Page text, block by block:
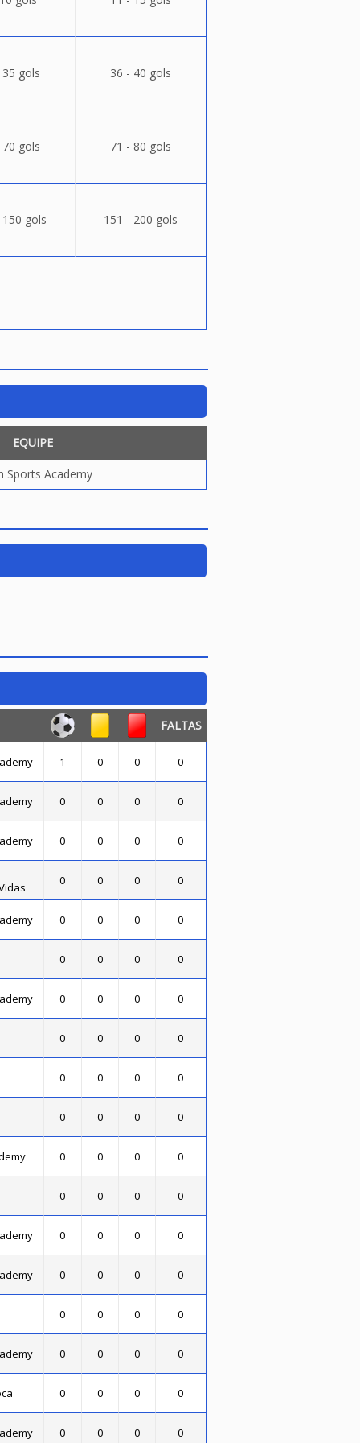
gols 36 - 40 gols
gols 71 - 80 gols
gols 151 - 200 gols
EQUIPE
Sports Academy
FALTAS
1 0 0 0
0 0 0 0
0 0 0 0
0 0 0 0
0 0 0 0
0 0 0 0
0 0 0 0
0 0 0 0
0 0 0 0
0 0 0 0
0 0 0 0
0 0 0 0
0 0 0 0
0 0 0 0
0 0 0 0
0 0 0 0
0 0 0 0
0 0 0 0